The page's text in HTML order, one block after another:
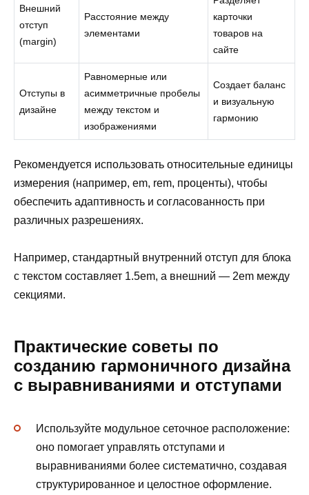
Внешний
отступ
(margin)
Расстояние между
элементами
карточки
товаров на
сайте
Отступы в
дизайне
Равномерные или
асимметричные пробелы
между текстом и
изображениями
Создает баланс
и визуальную
гармонию
Рекомендуется использовать относительные единицы
измерения (например, em, rem, проценты), чтобы
обеспечить адаптивность и согласованность при
различных разрешениях.
Например, стандартный внутренний отступ для блока
с текстом составляет 1.5em, а внешний — 2em между
секциями.
Практические советы по
созданию гармоничного дизайна
с выравниваниями и отступами
Используйте модульное сеточное расположение:
оно помогает управлять отступами и
выравниваниями более систематично, создавая
структурированное и целостное оформление.